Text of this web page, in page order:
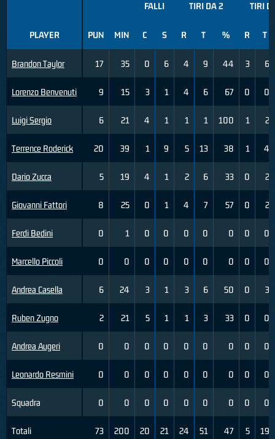
PLAYER
Brandon Taylor
Lorenzo Benvenuti
Luigi Sergio
Terrence Roderick
Dario Zucca
Giovanni Fattori
Ferdi Bedini
Marcello Piccoli
Andrea Casella
Ruben Zugno
Andrea Augeri
Leonardo Resmini
Squadra
Totali
FALLI TIRI DA 2 TIRI
PUN MIN C S R T % R T
17 35 0 6 4 9 44 3 6
9 15 3 1 4 6 67 0 0
6 21 4 1 1 1 100 1 2
20 39 1 9 5 13 38 1 4
5 19 4 1 2 6 33 0 2
8 25 0 1 4 7 57 0 2
0 1 0 0 0 0 0 0 0
0 0 0 0 0 0 0 0 0
6 24 3 1 3 6 50 0 3
2 21 5 1 1 3 33 0 0
0 0 0 0 0 0 0 0 0
0 0 0 0 0 0 0 0 0
0 0 0 0 0 0 0 0 0
73 200 20 21 24 51 47 5 19